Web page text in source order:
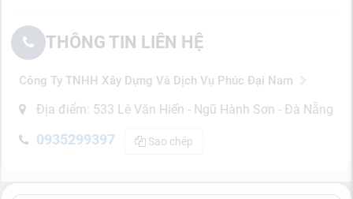
THÔNG TIN LIÊN HỆ
Công Ty TNHH Xây Dựng Và Dịch Vụ Phúc Đại Nam
Địa điểm: 533 Lê Văn Hiến - Ngũ Hành Sơn - Đà Nẵng
0935299397 Sao chép